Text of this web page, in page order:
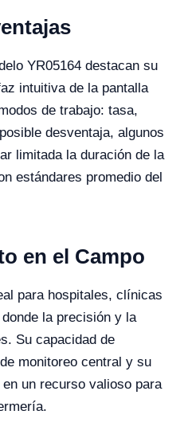
YR05164 destacan su
intuitiva de la pantalla
de trabajo: tasa,
desventaja, algunos
limitada la duración de la
estándares promedio del
en el Campo
para hospitales, clínicas
la precisión y la
Su capacidad de
monitoreo central y su
un recurso valioso para